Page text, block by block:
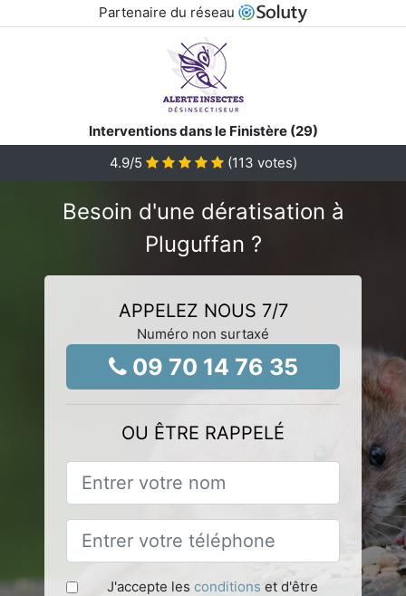
Partenaire du réseau
Interventions dans le Finistère (29)
4.9/5 (113 votes)
Besoin d'une dératisation à
Pluguffan ?
APPELEZ NOUS 7/7
Numéro non surtaxé
09 70 14 76 35
OU ÊTRE RAPPELÉ
J'accepte les conditions et d'être